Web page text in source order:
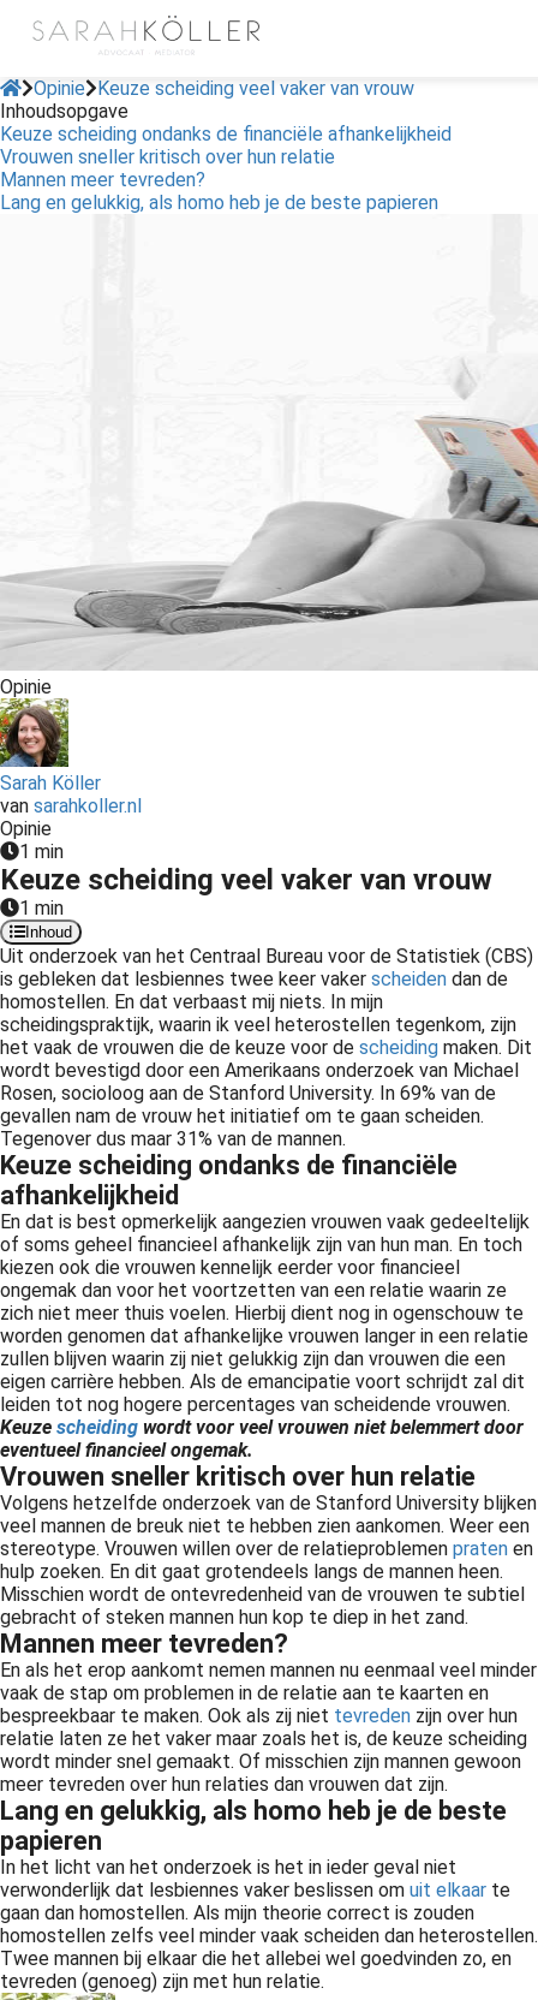
Opinie
Keuze scheiding veel vaker van vrouw
Inhoudsopgave
Keuze scheiding ondanks de financiële afhankelijkheid
Vrouwen sneller kritisch over hun relatie
Mannen meer tevreden?
Lang en gelukkig, als homo heb je de beste papieren
Opinie
Sarah Köller
van sarahkoller.nl
Opinie
1 min
Keuze scheiding veel vaker van vrouw
1 min
Inhoud
Uit onderzoek van het Centraal Bureau voor de Statistiek (CBS)
is gebleken dat lesbiennes twee keer vaker scheiden dan de
homostellen. En dat verbaast mij niets. In mijn
scheidingspraktijk, waarin ik veel heterostellen tegenkom, zijn
het vaak de vrouwen die de keuze voor de scheiding maken. Dit
wordt bevestigd door een Amerikaans onderzoek van Michael
Rosen, socioloog aan de Stanford University. In 69% van de
gevallen nam de vrouw het initiatief om te gaan scheiden.
Tegenover dus maar 31% van de mannen.
Keuze scheiding ondanks de financiële
afhankelijkheid
En dat is best opmerkelijk aangezien vrouwen vaak gedeeltelijk
of soms geheel financieel afhankelijk zijn van hun man. En toch
kiezen ook die vrouwen kennelijk eerder voor financieel
ongemak dan voor het voortzetten van een relatie waarin ze
zich niet meer thuis voelen. Hierbij dient nog in ogenschouw te
worden genomen dat afhankelijke vrouwen langer in een relatie
zullen blijven waarin zij niet gelukkig zijn dan vrouwen die een
eigen carrière hebben. Als de emancipatie voort schrijdt zal dit
leiden tot nog hogere percentages van scheidende vrouwen.
Keuze scheiding wordt voor veel vrouwen niet belemmert door
eventueel financieel ongemak.
Vrouwen sneller kritisch over hun relatie
Volgens hetzelfde onderzoek van de Stanford University blijken
veel mannen de breuk niet te hebben zien aankomen. Weer een
stereotype. Vrouwen willen over de relatieproblemen praten en
hulp zoeken. En dit gaat grotendeels langs de mannen heen.
Misschien wordt de ontevredenheid van de vrouwen te subtiel
gebracht of steken mannen hun kop te diep in het zand.
Mannen meer tevreden?
En als het erop aankomt nemen mannen nu eenmaal veel minder
vaak de stap om problemen in de relatie aan te kaarten en
bespreekbaar te maken. Ook als zij niet tevreden zijn over hun
relatie laten ze het vaker maar zoals het is, de keuze scheiding
wordt minder snel gemaakt. Of misschien zijn mannen gewoon
meer tevreden over hun relaties dan vrouwen dat zijn.
Lang en gelukkig, als homo heb je de beste
papieren
In het licht van het onderzoek is het in ieder geval niet
verwonderlijk dat lesbiennes vaker beslissen om uit elkaar te
gaan dan homostellen. Als mijn theorie correct is zouden
homostellen zelfs veel minder vaak scheiden dan heterostellen.
Twee mannen bij elkaar die het allebei wel goedvinden zo, en
tevreden (genoeg) zijn met hun relatie.